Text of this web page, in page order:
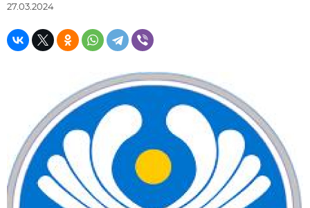
27.03.2024